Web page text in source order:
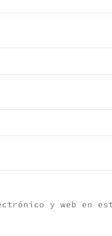
y web en